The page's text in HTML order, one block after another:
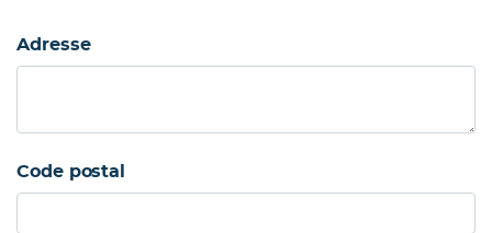
Adresse
Code postal